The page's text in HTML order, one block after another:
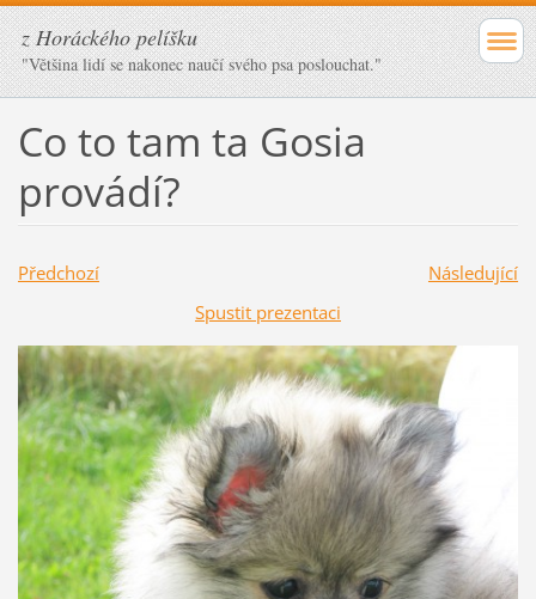
z Horáckého pelíšku
"Většina lidí se nakonec naučí svého psa poslouchat."
Co to tam ta Gosia
provádí?
Předchozí
Následující
Spustit prezentaci